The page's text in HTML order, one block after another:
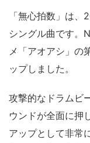
「無心拍数」は
シングル曲です。
メ「アオアシ」の
ップしました。
攻撃的なドラムビ
ウンドが全面に押
アップとして非常